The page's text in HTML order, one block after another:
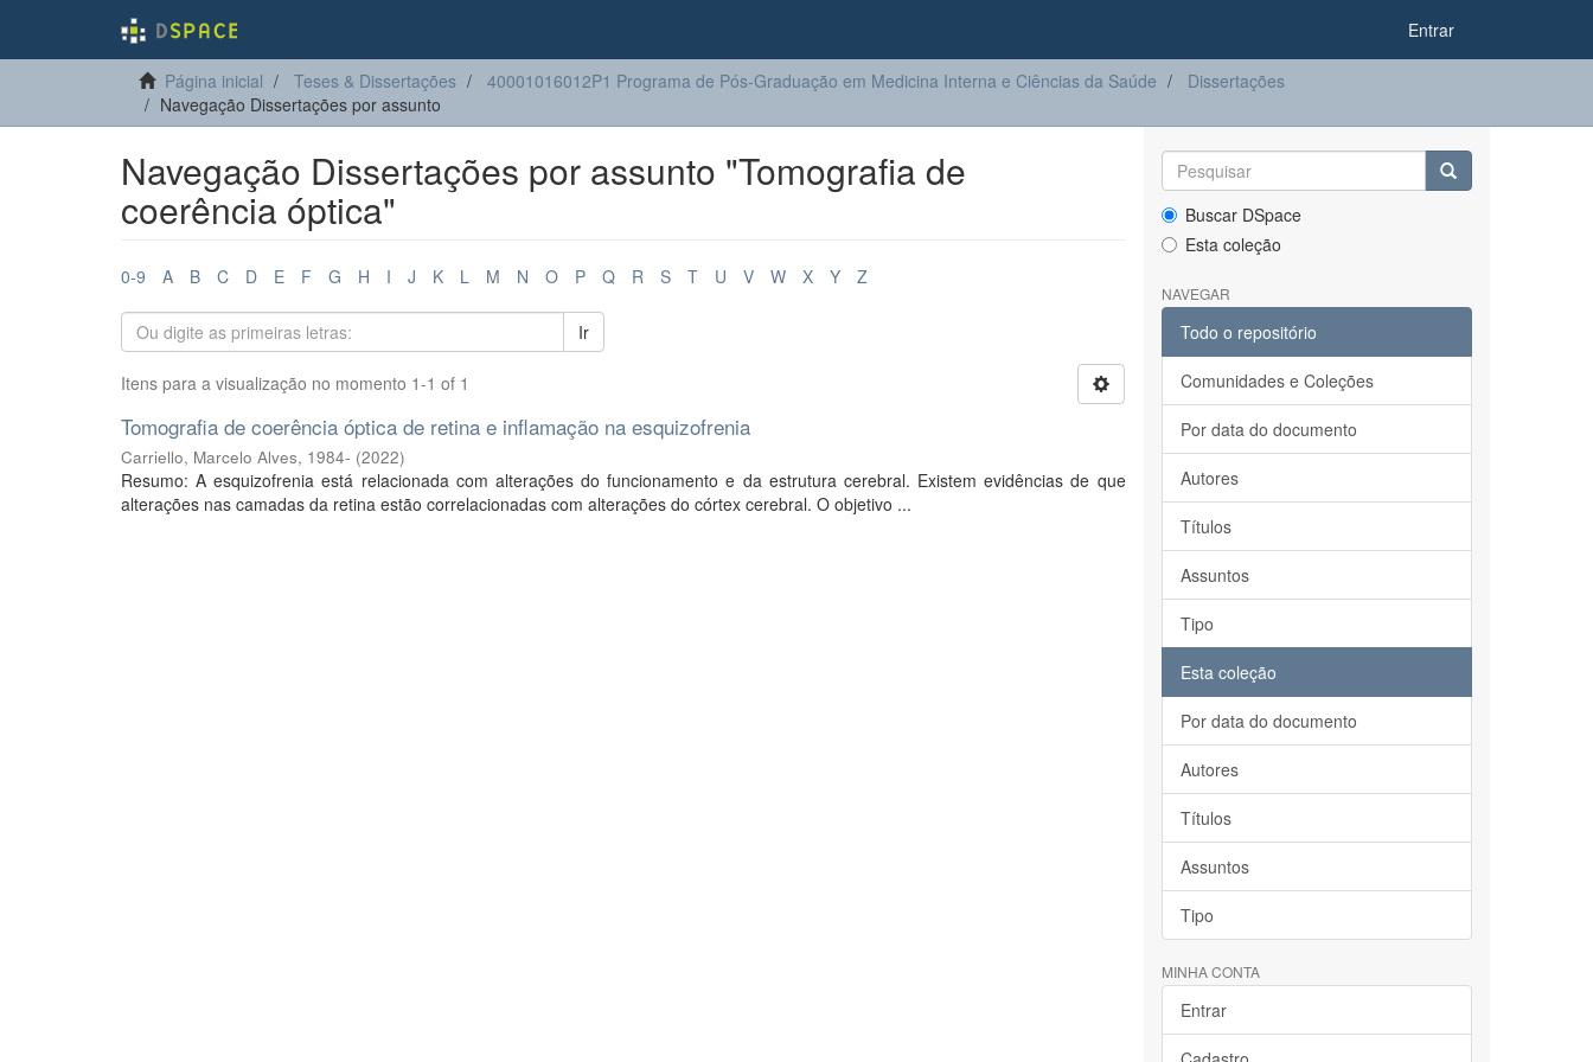
Entrar
Página inicial Teses & Dissertações 40001016012P1 Programa de Pós-Graduação em Medicina Interna e Ciências da Saúde
Dissertações
Navegação Dissertações por assunto
Navegação Dissertações por assunto "Tomografia de
coerência óptica"
0-9 A B C D E F G H I J K L M N O P Q R S T U V W X Y Z
Ir
Itens para a visualização no momento 1-1 of 1
Tomografia de coerência óptica de retina e inflamação na esquizofrenia
Carriello, Marcelo Alves, 1984- (2022)
Resumo: A esquizofrenia está relacionada com alterações do funcionamento e da estrutura cerebral. Existem evidências de que
alterações nas camadas da retina estão correlacionadas com alterações do córtex cerebral. O objetivo ...
Buscar DSpace
Esta coleção
NAVEGAR
Todo o repositório
Comunidades e Coleções
Por data do documento
Autores
Títulos
Assuntos
Tipo
Esta coleção
Por data do documento
Autores
Títulos
Assuntos
Tipo
MINHA CONTA
Entrar